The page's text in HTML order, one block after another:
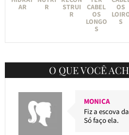
AR
R
STRUI
R
CABEL
OS
LONGO
S
OS
S
O QUE VOCÊ
MONICA
Fiz a escova
Só faço ela.